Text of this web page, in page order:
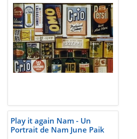
Play it again Nam - Un
Portrait de Nam June Paik